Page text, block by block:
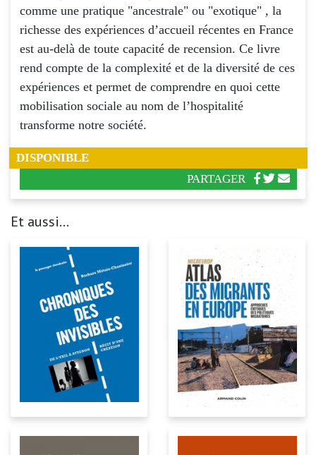
comme une pratique "ancestrale" ou "exotique" , la
richesse des expériences d’accueil récentes en France
est au-delà de toute capacité de recension. Ce livre
rend compte de la complexité et de la diversité de ces
expériences et permet de comprendre en quoi cette
mobilisation sociale au nom de l’hospitalité
transforme notre société.
DISPONIBLE
PARTAGER
Et aussi...